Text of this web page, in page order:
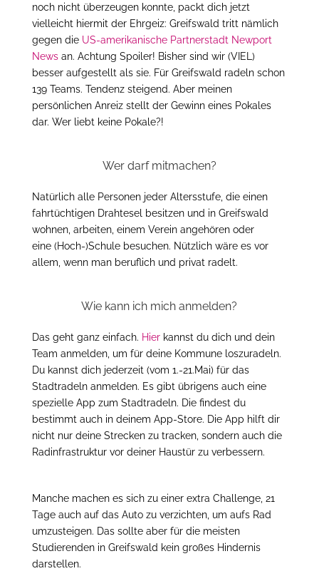
noch nicht überzeugen konnte, packt dich jetzt
vielleicht hiermit der Ehrgeiz: Greifswald tritt nämlich
gegen die US-amerikanische Partnerstadt Newport
Newsan. Achtung Spoiler! Bisher sind wir (VIEL)
besser aufgestellt als sie. Für Greifswald radeln schon
139 Teams. Tendenz steigend. Aber meinen
persönlichen Anreiz stellt der Gewinn eines Pokales
dar. Wer liebt keine Pokale?!
Wer darf mitmachen?
Natürlich alle Personen jeder Altersstufe, die einen
fahrtüchtigen Drahtesel besitzen und in Greifswald
wohnen, arbeiten, einem Verein angehören oder
eine (Hoch-)Schule besuchen. Nützlich wäre es vor
allem, wenn man beruflich und privat radelt.
Wie kann ich mich anmelden?
Das geht ganz einfach. Hierkannst du dich und dein
Team anmelden, um für deine Kommune loszuradeln.
Du kannst dich jederzeit (vom 1.-21.Mai) für das
Stadtradeln anmelden. Es gibt übrigens auch eine
spezielle App zum Stadtradeln. Die findest du
bestimmt auch in deinem App-Store. Die App hilft dir
nicht nur deine Strecken zu tracken, sondern auch die
Radinfrastruktur vor deiner Haustür zu verbessern.
Manche machen es sich zu einer extra Challenge, 21
Tage auch auf das Auto zu verzichten, um aufs Rad
umzusteigen. Das sollte aber für die meisten
Studierenden in Greifswald kein großes Hindernis
darstellen.